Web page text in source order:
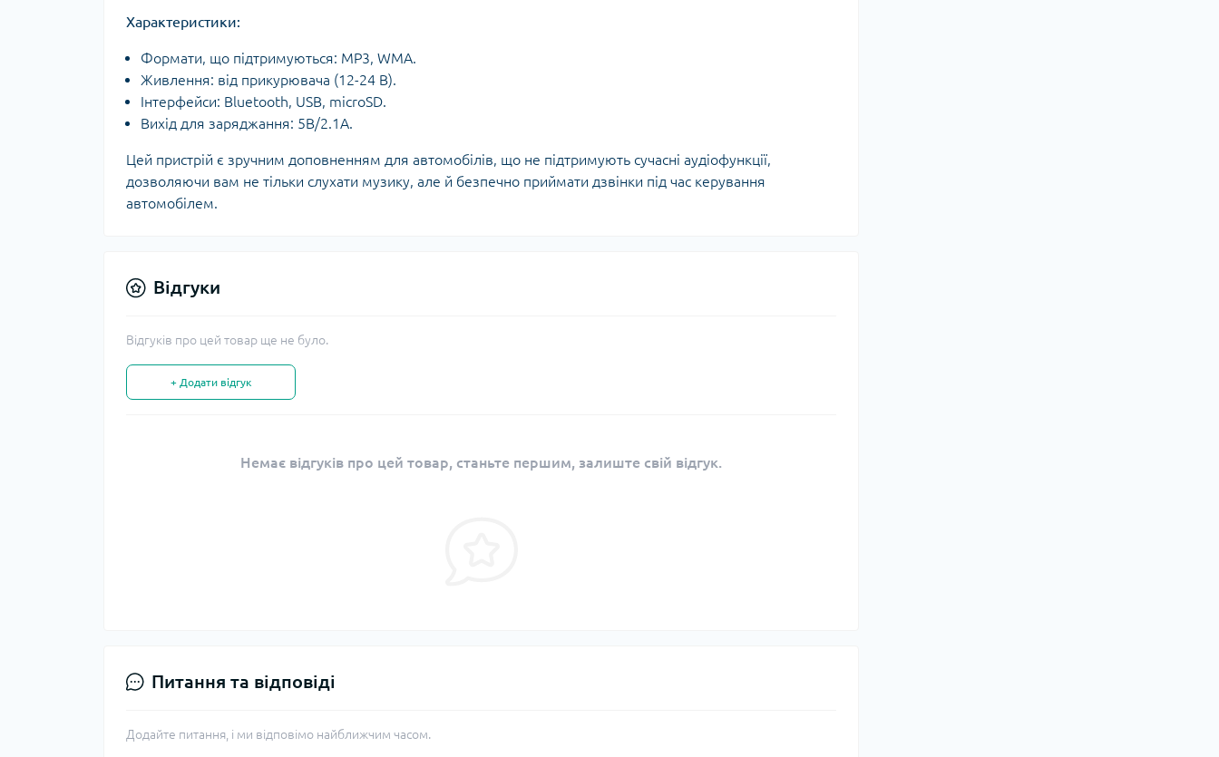
Характеристики:
Формати, що підтримуються: MP3, WMA.
Живлення: від прикурювача (12-24 В).
Інтерфейси: Bluetooth, USB, microSD.
Вихід для заряджання: 5В/2.1А.
Цей пристрій є зручним доповненням для автомобілів, що не підтримують сучасні аудіофункції,
дозволяючи вам не тільки слухати музику, але й безпечно приймати дзвінки під час керування
автомобілем.
Відгуки
Відгуків про цей товар ще не було.
+ Додати відгук
Немає відгуків про цей товар, станьте першим, залиште свій відгук.
Питання та відповіді
Додайте питання, і ми відповімо найближчим часом.